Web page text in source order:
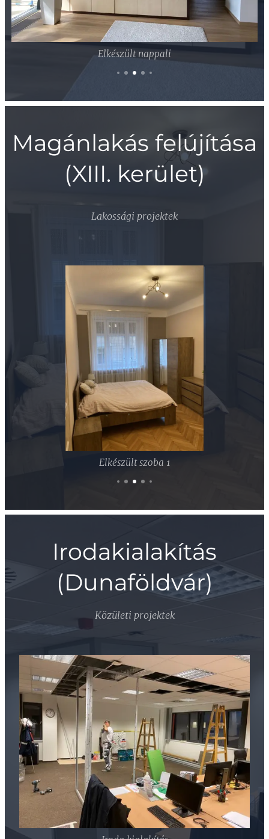
Elkészült nappali
Magánlakás felújítása
(XIII. kerület)
Lakossági projektek
Elkészült szoba 1
Irodakialakítás
(Dunaföldvár)
Közületi projektek